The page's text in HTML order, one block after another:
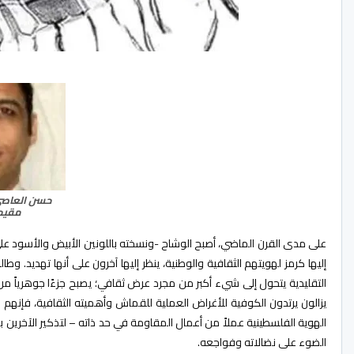
حسن
على مدى القرن الماضي، أصبح الوشاح -ونسخته باللونين الأبيض
إليها كرمز لهويتهم الثقافية والوطنية، ينظر إليها آخرون على أنها
التقليدية يتحول إلى شيء أكبر من مجرد عرض ثقافي؛ يصبح جزءًا جوهرياً
يزالون يرتدون الكوفية للأغراض العملية للقماش وأهميته الثقافية،
الهوية الفلسطينية عملاً من أعمال المقاومة في حد ذاته – لتذكير
الضوء على نضالاته وفواجعه.